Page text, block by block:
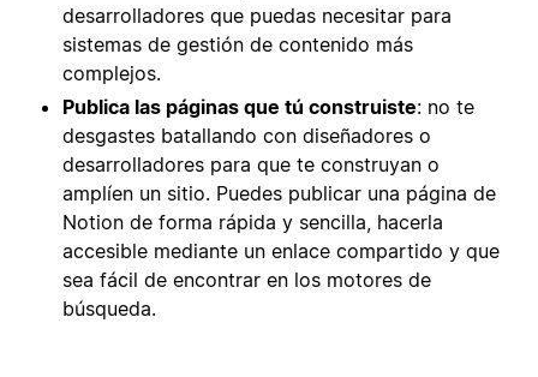
desarrolladores que puedas necesitar para
sistemas de gestión de contenido más
complejos.
Publica las páginas que tú construiste: no te
desgastes batallando con diseñadores o
desarrolladores para que te construyan o
amplíen un sitio. Puedes publicar una página de
Notion de forma rápida y sencilla, hacerla
accesible mediante un enlace compartido y que
sea fácil de encontrar en los motores de
búsqueda.